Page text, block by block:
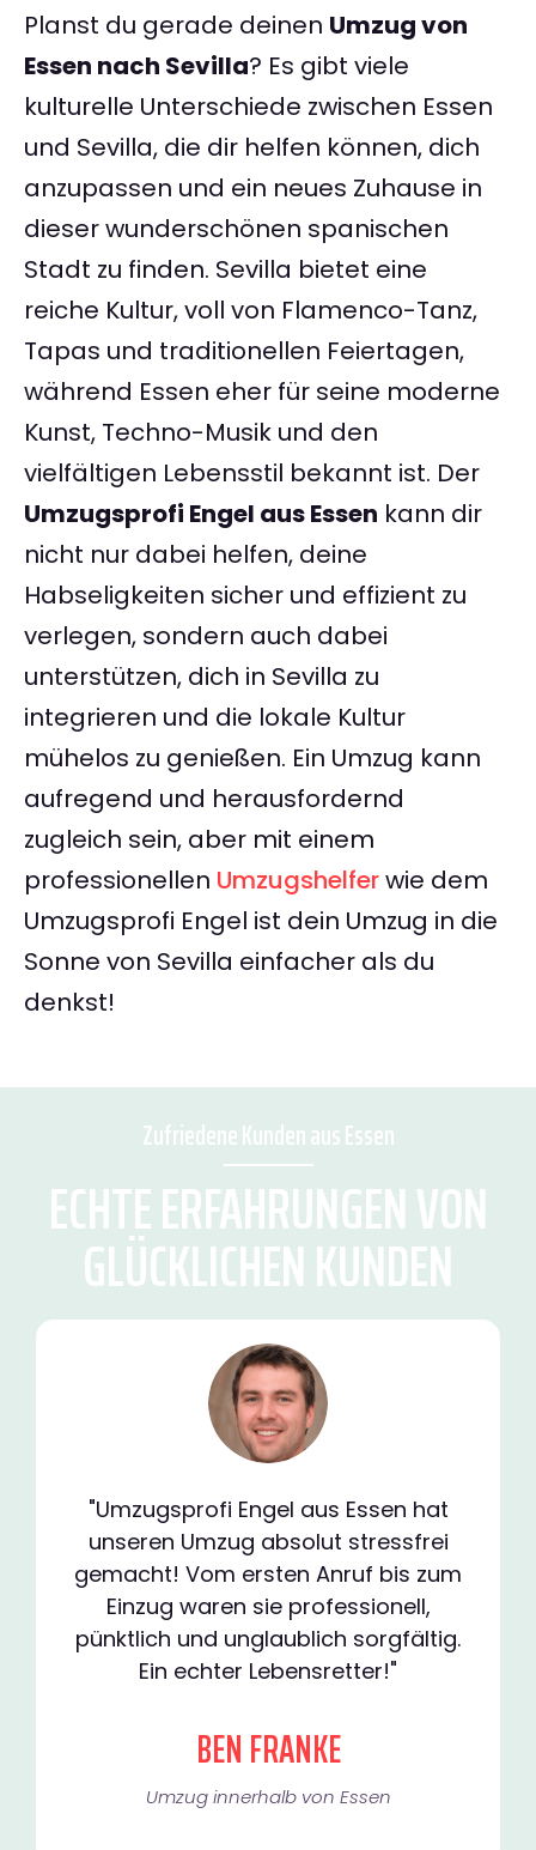
Planst du gerade deinen Umzug von
Essen nach Sevilla? Es gibt viele
kulturelle Unterschiede zwischen Essen
und Sevilla, die dir helfen können, dich
anzupassen und ein neues Zuhause in
dieser wunderschönen spanischen
Stadt zu finden. Sevilla bietet eine
reiche Kultur, voll von Flamenco-Tanz,
Tapas und traditionellen Feiertagen,
während Essen eher für seine moderne
Kunst, Techno-Musik und den
vielfältigen Lebensstil bekannt ist. Der
Umzugsprofi Engel aus Essen kann dir
nicht nur dabei helfen, deine
Habseligkeiten sicher und effizient zu
verlegen, sondern auch dabei
unterstützen, dich in Sevilla zu
integrieren und die lokale Kultur
mühelos zu genießen. Ein Umzug kann
aufregend und herausfordernd
zugleich sein, aber mit einem
professionellen Umzugshelferwie dem
Umzugsprofi Engel ist dein Umzug in die
Sonne von Sevilla einfacher als du
denkst!
Zufriedene Kunden aus Essen
ECHTE ERFAHRUNGEN VON
GLÜCKLICHEN KUNDEN
"Umzugsprofi Engel aus Essen hat
unseren Umzug absolut stressfrei
gemacht! Vom ersten Anruf bis zum
Einzug waren sie professionell,
pünktlich und unglaublich sorgfältig.
Ein echter Lebensretter!"
BEN FRANKE
Umzug innerhalb von Essen​